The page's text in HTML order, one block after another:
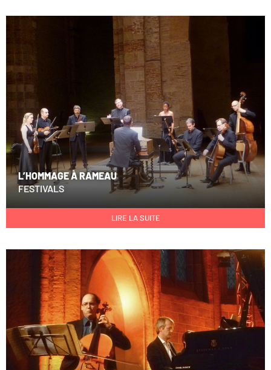
L’HOMMAGE À RAMEAU
FESTIVALS
LIRE LA SUITE